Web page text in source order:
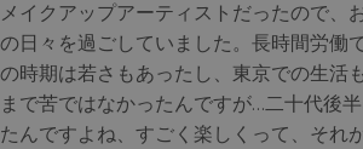
メイクアップアーティストだったので、
の日々を過ごしていました。長時間労働
の時期は若さもあったし、東京での生活
まで苦ではなかったんですが…二十代後
たんですよね、すごく楽しくって、それ